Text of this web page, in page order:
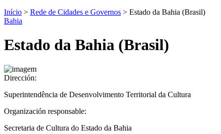
Início > Rede de Cidades e Governos > Estado da Bahia (Brasil)
Bahia
Estado da Bahia (Brasil)
Dirección:
Superintendência de Desenvolvimento Territorial da Cultura
Organización responsable:
Secretaria de Cultura do Estado da Bahia